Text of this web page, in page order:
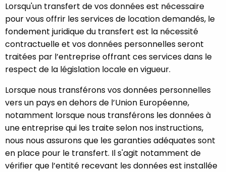
Lorsqu'un transfert de vos données est nécessaire
pour vous offrir les services de location demandés, le
fondement juridique du transfert est la nécessité
contractuelle et vos données personnelles seront
traitées par l’entreprise offrant ces services dans le
respect de la législation locale en vigueur.
Lorsque nous transférons vos données personnelles
vers un pays en dehors de l’Union Européenne,
notamment lorsque nous transférons les données à
une entreprise qui les traite selon nos instructions,
nous nous assurons que les garanties adéquates sont
en place pour le transfert. Il s'agit notamment de
vérifier que l’entité recevant les données est installée